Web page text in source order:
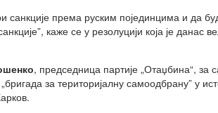
санкције према руским појединцима и да
каже се у резолуцији која је данас
, председница партије „Отаџбина“, за
за територијалну самоодбрану” у